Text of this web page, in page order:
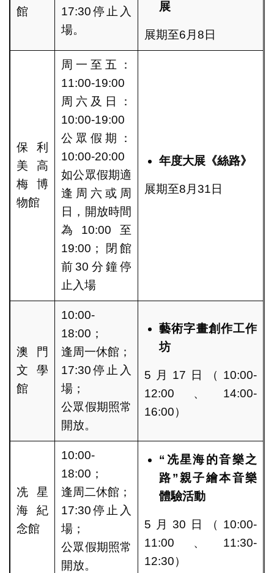
館
17:30停止入
場。
展
展期至6月8日
保利
美高
梅博
物館
周一至五：
11:00-19:00
周六及日：
10:00-19:00
公眾假期：
10:00-20:00
如公眾假期適
逢周六或周
日，開放時間
為10:00至
19:00；閉館
前30分鐘停
止入場
年度大展《絲路》
展期至8月31日
澳門
文學
館
10:00-
18:00；
逢周一休館；
17:30停止入
場；
公眾假期照常
開放。
藝術字畫創作工作
坊
5月17日（10:00-
12:00、14:00-
16:00）
冼星
海紀
念館
10:00-
18:00；
逢周二休館；
17:30停止入
場；
公眾假期照常
開放。
“ 冼星海的音樂之
路”親子繪本音樂
體驗活動
5月30日（10:00-
11:00、11:30-
12:30）